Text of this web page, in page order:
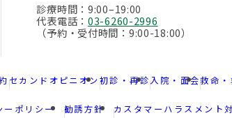
専門診療部門
入院・面会について
診療時間：9:00–19:00
代表電話：03-6260-2996
（予約・受付時間：9:00-18:00）
セカンドオピニオン初診・再診入院・面会救命・
ーポリシー 勧誘方針 カスタマーハラスメント